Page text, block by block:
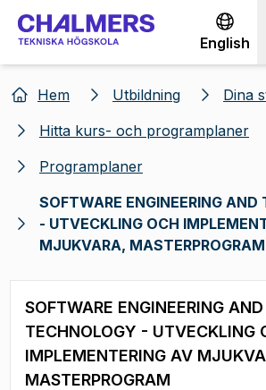
Gå till innehållet
English
Hem Utbildning
Dina
Hitta kurs- och programplaner
Programplaner
SOFTWARE ENGINEERING
- UTVECKLING OCH
MJUKVARA, MASTERPROGRAM
SOFTWARE ENGINEERING AND
TECHNOLOGY - UTVECKLING
IMPLEMENTERING AV
MASTERPROGRAM